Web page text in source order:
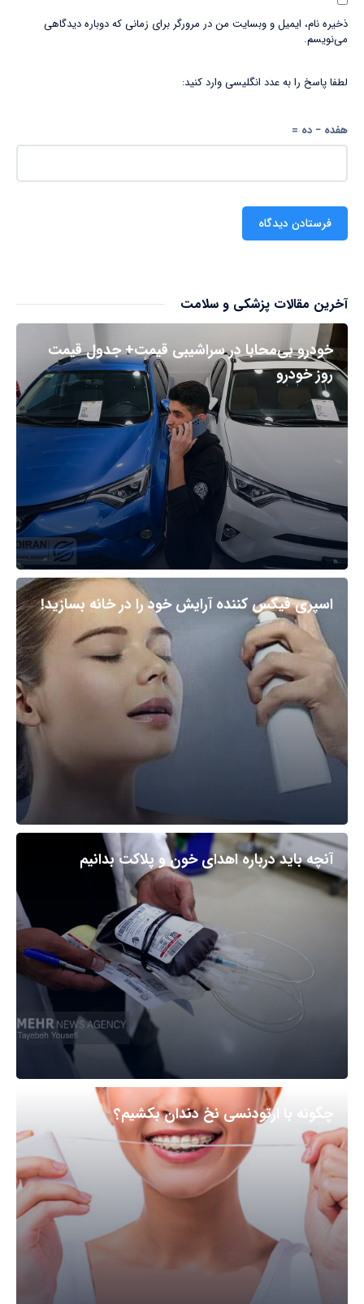
ذخیره نام، ایمیل و وبسایت من در مرورگر برای زمانی که دوباره دیدگاهی
می‌نویسم.
لطفا پاسخ را به عدد انگلیسی وارد کنید:
هفده − ده =
آخرین مقالات پزشکی و سلامت
خودرو بی‌محابا در سراشیبی قیمت+ جدول قیمت
روز خودرو
اسپری فیکس کننده آرایش خود را در خانه بسازید!
آنچه باید درباره اهدای خون و پلاکت بدانیم
چگونه با ارتودنسی نخ دندان بکشیم؟